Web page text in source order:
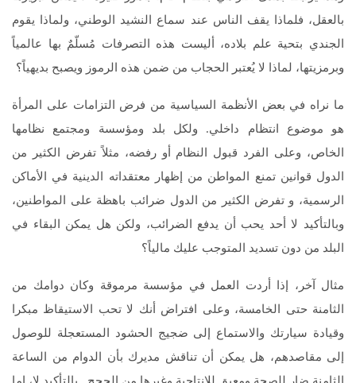
بالعقل، فلماذا يقف الناس عند سماع النشيد الوطني، ولماذا يقوم
الجندي بتحية علم بلاده، أليست هذه التصرفات مُسلّمٌ بها عالمياً
وبرمزيتها، لماذا لا يُعتبر الحجاب من ضمن هذه الرموز ويصبح بديهياً؟
ما نراه في بعض الأنظمة السياسية من فرض التزامات على المرأة
هو موضوع انتظام داخلي. ولكل بلد ومؤسسة ومجتمع نظامها
الخاص، وعلى الفرد قبول النظام أو رفضه، مثلاً تفرض الكثير من
الدول قوانين تمنع المواطن من إظهار معتقداته الدينية في الأماكن
الرسمية، و تفرض الكثير من الدول ضرائب باهظة على المواطنين،
وبالتأكيد لا أحد يحب أن يدفع الضرائب، ولكن هل يمكن البقاء في
البلد من دون تسديد المتوجب عليك مالياً؟
مثال آخر، إذا أردت العمل في مؤسسة مرموقة وكان دوامك من
الثامنة حتى الخامسة، وعلى افتراض أنك لا تحب الاستيقاظ مبكرا
وقيادة سيارتك والاستماع إلى ضجيج الحشود المستعجلة للوصول
إلى مقاصدهم، هل يمكن أن تناقش مديرك بأن الدوام من الساعة